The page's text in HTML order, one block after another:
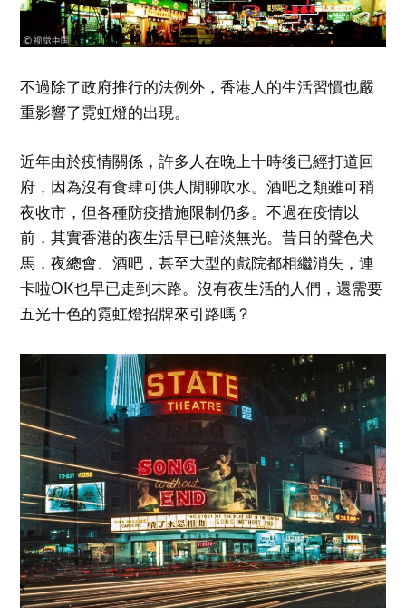
不過除了政府推行的法例外，香港人的生活習慣也嚴
重影響了霓虹燈的出現。
近年由於疫情關係，許多人在晚上十時後已經打道回
府，因為沒有食肆可供人閒聊吹水。酒吧之類雖可稍
夜收市，但各種防疫措施限制仍多。不過在疫情以
前，其實香港的夜生活早已暗淡無光。昔日的聲色犬
馬，夜總會、酒吧，甚至大型的戲院都相繼消失，連
卡啦OK也早已走到末路。沒有夜生活的人們，還需要
五光十色的霓虹燈招牌來引路嗎？